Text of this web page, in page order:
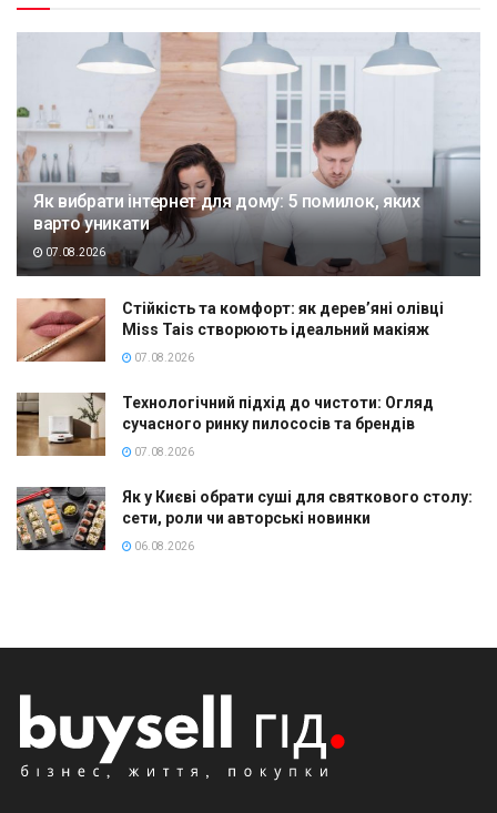
Як вибрати інтернет для дому: 5 помилок, яких
варто уникати
07.08.2026
Стійкість та комфорт: як дерев’яні олівці
Miss Tais створюють ідеальний макіяж
07.08.2026
Технологічний підхід до чистоти: Огляд
сучасного ринку пилососів та брендів
07.08.2026
Як у Києві обрати суші для святкового столу:
сети, роли чи авторські новинки
06.08.2026